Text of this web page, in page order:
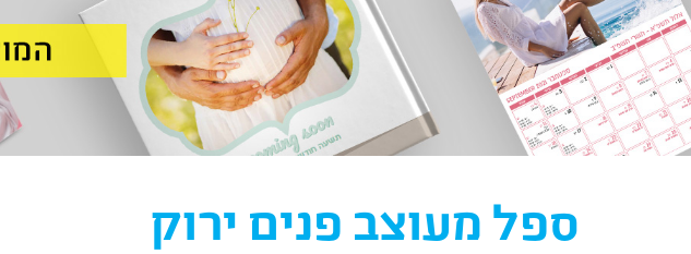
ספל מעוצב פנים ירוק